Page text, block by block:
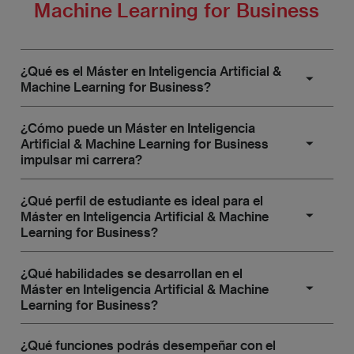
destino.
Machine Learning for Business
¿Qué es el Máster en Inteligencia Artificial &
Machine Learning for Business?
Es un programa de posgrado diseñado para formar
a profesionales en el uso de la inteligencia artificial
aplicada a la toma de decisiones empresariales,
mejorando la eficiencia y optimización de procesos a
través de tecnologías avanzadas como machine
learning y análisis predictivo.
¿Cómo puede un Máster en Inteligencia
Artificial & Machine Learning for Business
impulsar mi carrera?
Este máster te prepara para roles como Científico
de Datos (Data Scientist), Especialista en Machine
Learning, Consultor en Inteligencia Artificial, e
Ingeniero de Robótica. Estas posiciones te
permitirán liderar proyectos que integren la IA en las
estrategias empresariales, mejorando la eficiencia y
potenciando la innovación en diversas industrias.
¿Qué perfil de estudiante es ideal para el
Máster en Inteligencia Artificial & Machine
Learning for Business?
Para acceder a este máster, los candidatos deben
contar con un título de grado, ingeniería, licenciatura,
diplomatura o arquitectura. También pueden acceder
aquellos con experiencia demostrable de más de
tres años en el sector de las tecnologías de la
¿Qué habilidades se desarrollan en el
Máster en Inteligencia Artificial & Machine
Learning for Business?
Desarrollarás competencias en machine learning,
¿Qué funciones podrás desempeñar con el